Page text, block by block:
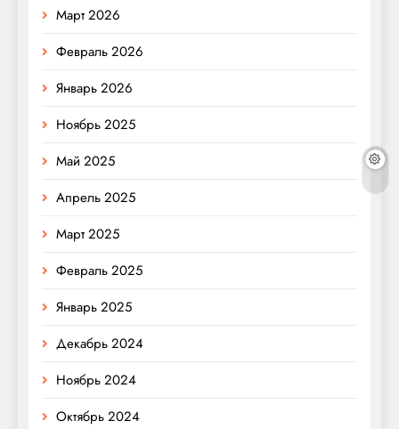
Март 2026
Февраль 2026
Январь 2026
Ноябрь 2025
Май 2025
Апрель 2025
Март 2025
Февраль 2025
Январь 2025
Декабрь 2024
Ноябрь 2024
Октябрь 2024